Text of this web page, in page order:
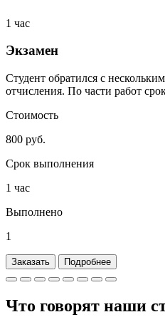
1 час
Экзамен
Студент обратился с
отчисления. По части работ
Стоимость
800 руб.
Срок выполнения
1 час
Выполнено
1
Заказать Подробнее
Что говорят наши